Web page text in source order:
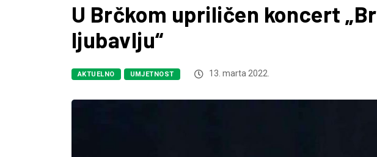
U Brčkom upriličen koncert
ljubavlju“
AKTUELNO UMJETNOST 13. marta 2022.